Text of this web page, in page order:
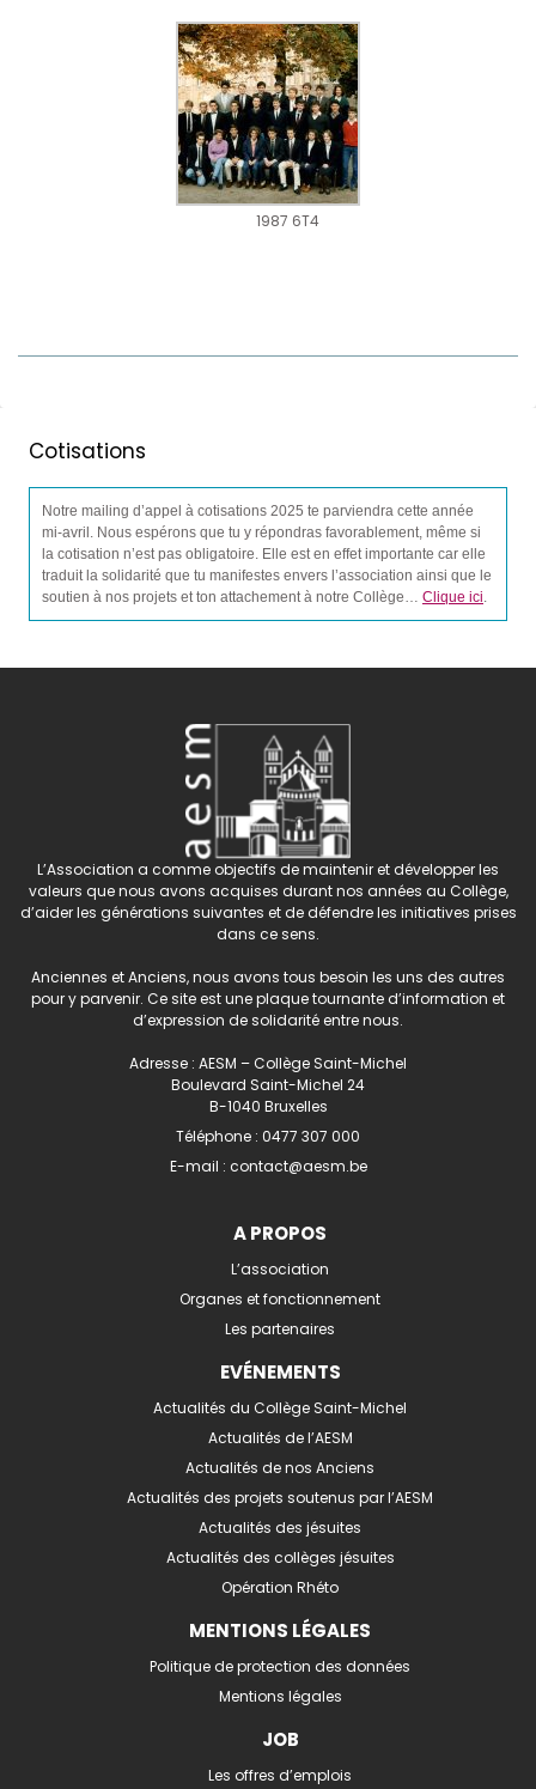
1987 6T4
Cotisations
Notre mailing d’appel à cotisations 2025 te parviendra cette année
mi-avril. Nous espérons que tu y répondras favorablement, même si
la cotisation n’est pas obligatoire. Elle est en effet importante car elle
traduit la solidarité que tu manifestes envers l’association ainsi que le
soutien à nos projets et ton attachement à notre Collège… Clique ici
L’Association a comme objectifs de maintenir et développer les
valeurs que nous avons acquises durant nos années au Collège,
d’aider les générations suivantes et de défendre les initiatives prises
dans ce sens.
Anciennes et Anciens, nous avons tous besoin les uns des autres
pour y parvenir. Ce site est une plaque tournante d’information et
d’expression de solidarité entre nous.
Adresse : AESM – Collège Saint-Michel
Boulevard Saint-Michel 24
B-1040 Bruxelles
Téléphone : 0477 307 000
E-mail : contact@aesm.be
A PROPOS
L’association
Organes et fonctionnement
Les partenaires
EVÉNEMENTS
Actualités du Collège Saint-Michel
Actualités de l’AESM
Actualités de nos Anciens
Actualités des projets soutenus par l’AESM
Actualités des jésuites
Actualités des collèges jésuites
Opération Rhéto
MENTIONS LÉGALES
Politique de protection des données
Mentions légales
JOB
Les offres d’emplois